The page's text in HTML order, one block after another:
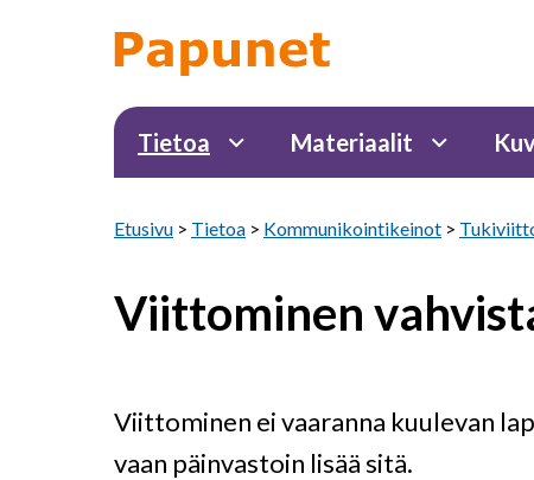
Tietoa Materiaalit
Etusivu > Tietoa > Kommunikointikeinot >
Viittominen
Viittominen ei vaaranna kuulevan
vaan päinvastoin lisää sitä.